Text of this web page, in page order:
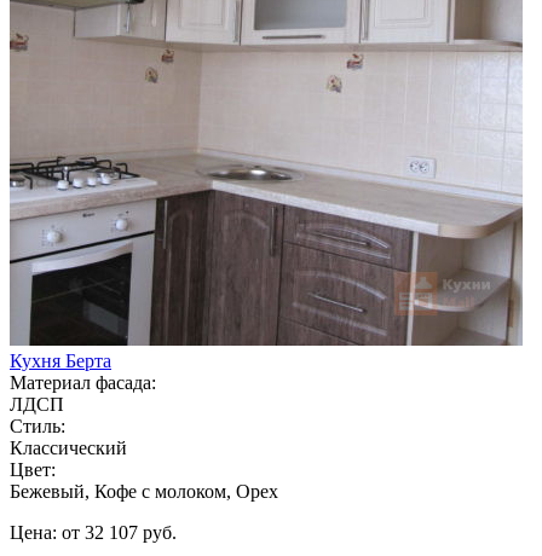
Кухня Берта
Материал фасада:
ЛДСП
Стиль:
Классический
Цвет:
Бежевый, Кофе с молоком, Орех
Цена: от 32 107 руб.